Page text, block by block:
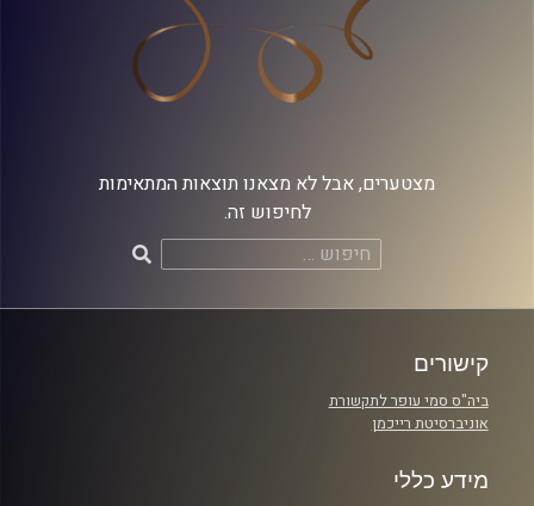
מצטערים, אבל לא מצאנו תוצאות המתאימות
לחיפוש זה.
חיפוש:
קישורים
ביה"ס סמי עופר לתקשורת
אוניברסיטת רייכמן
מידע כללי